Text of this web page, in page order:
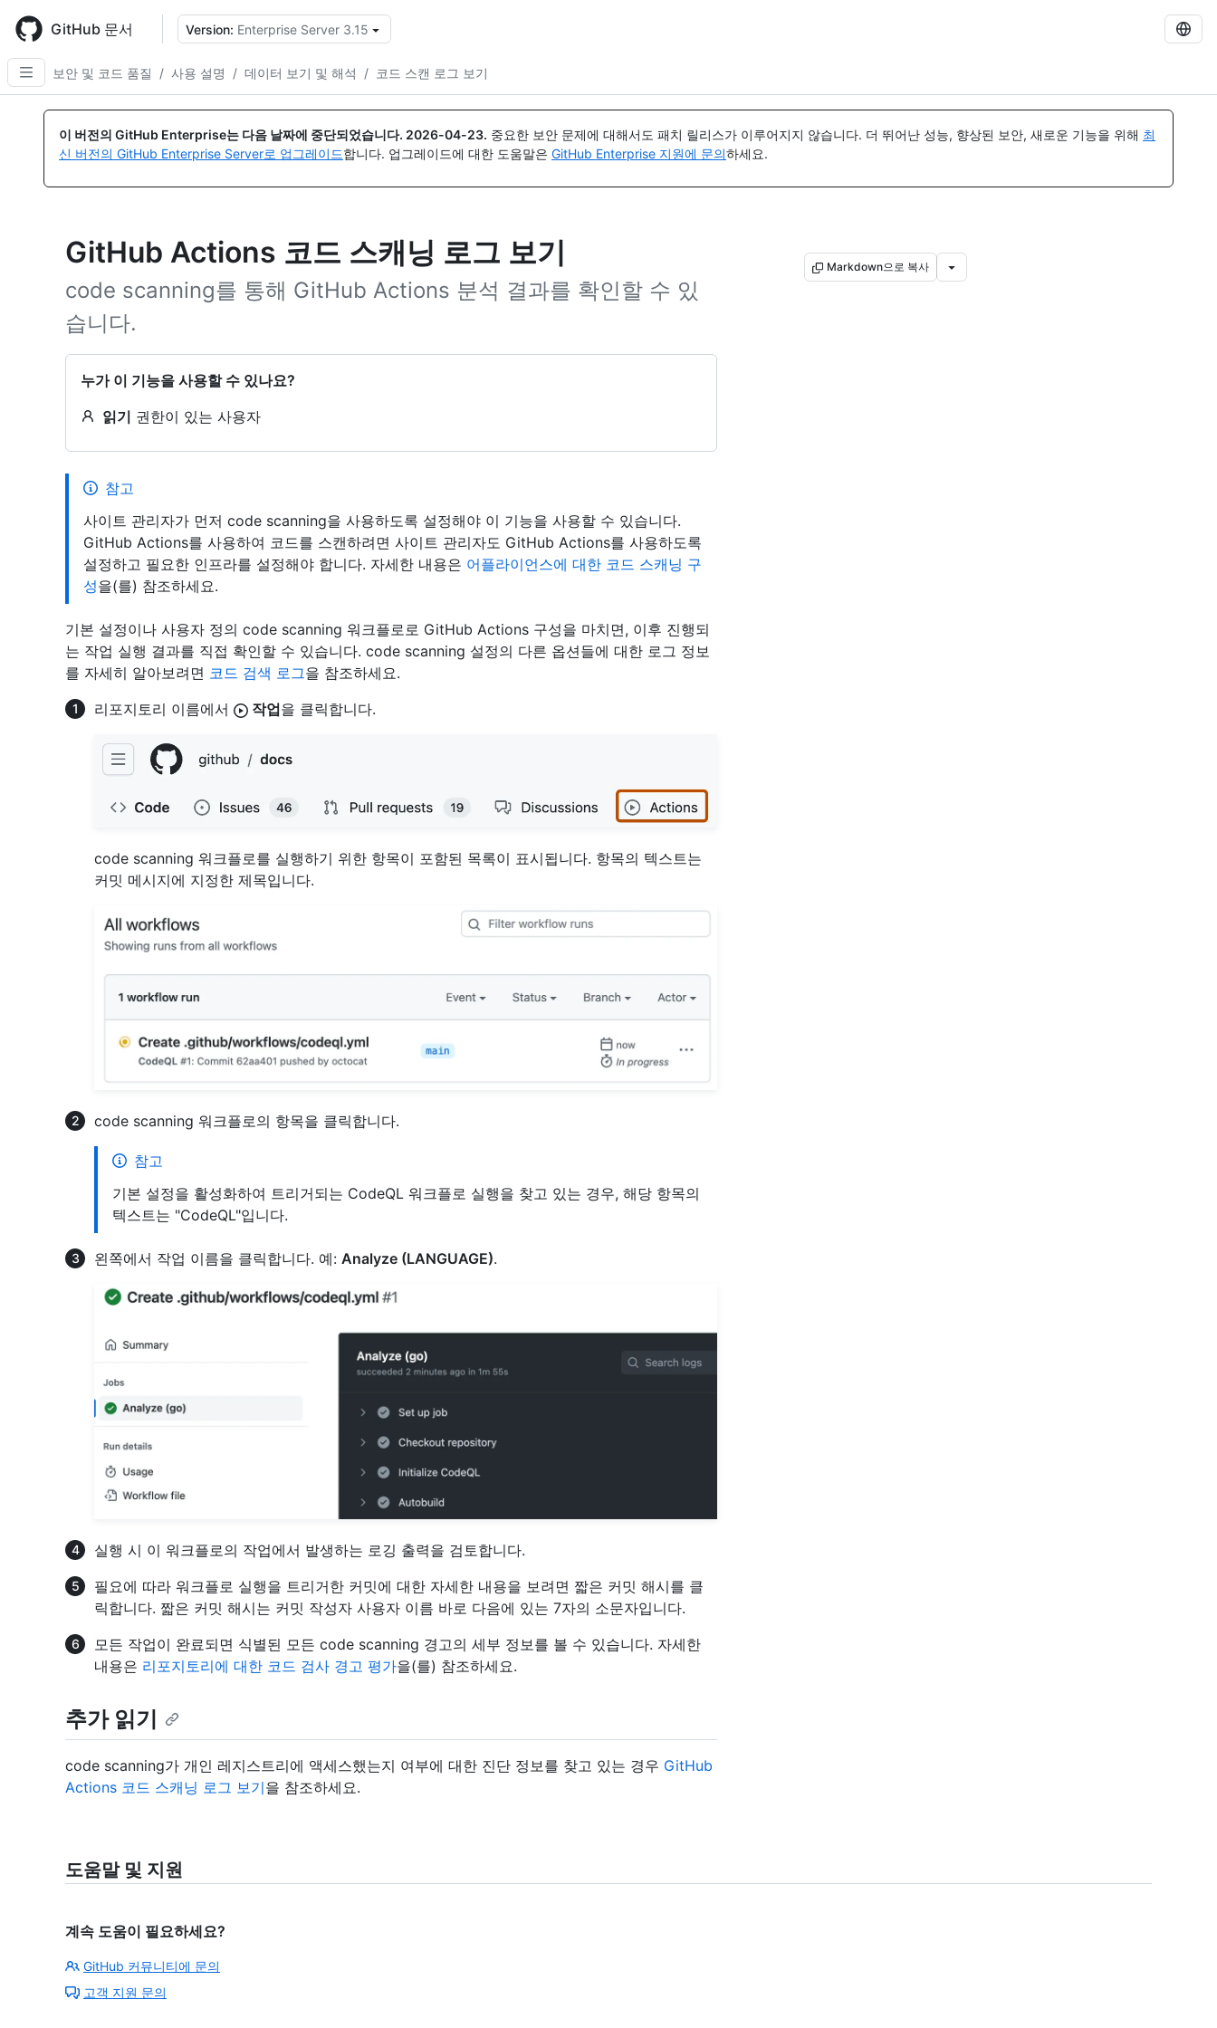
main
content
GitHub 문서 Version: Enterprise Server 3.15
보안 및 코드 품질
/ 사용 설명 / 데이터 보기 및 해석 / 코드 스캔 로그 보기
이 버전의 GitHub Enterprise는 다음 날짜에 중단되었습니다. 2026-04-23. 중요한 보안 문제에 대해서도 패치 릴리스가 이루어지지 않습니다. 더 뛰어난 성능, 향상된 보안, 새로운 기능을 위해 최
신 버전의 GitHub Enterprise Server로 업그레이드합니다. 업그레이드에 대한 도움말은 GitHub Enterprise 지원에 문의하세요.
GitHub Actions 코드 스캐닝 로그 보기
code scanning를 통해 GitHub Actions 분석 결과를 확인할 수 있
습니다.
누가 이 기능을 사용할 수 있나요?
읽기 권한이 있는 사용자
Markdown으로 복사
참고
사이트 관리자가 먼저 code scanning을 사용하도록 설정해야 이 기능을 사용할 수 있습니다.
GitHub Actions를 사용하여 코드를 스캔하려면 사이트 관리자도 GitHub Actions를 사용하도록
설정하고 필요한 인프라를 설정해야 합니다. 자세한 내용은 어플라이언스에 대한 코드 스캐닝 구
성을(를) 참조하세요.
기본 설정이나 사용자 정의 code scanning 워크플로로 GitHub Actions 구성을 마치면, 이후 진행되
는 작업 실행 결과를 직접 확인할 수 있습니다. code scanning 설정의 다른 옵션들에 대한 로그 정보
를 자세히 알아보려면 코드 검색 로그을 참조하세요.
리포지토리 이름에서
작업을 클릭합니다.
code scanning 워크플로를 실행하기 위한 항목이 포함된 목록이 표시됩니다. 항목의 텍스트는
커밋 메시지에 지정한 제목입니다.
code scanning 워크플로의 항목을 클릭합니다.
참고
기본 설정을 활성화하여 트리거되는 CodeQL 워크플로 실행을 찾고 있는 경우, 해당 항목의
텍스트는 "CodeQL"입니다.
왼쪽에서 작업 이름을 클릭합니다. 예: Analyze (LANGUAGE).
실행 시 이 워크플로의 작업에서 발생하는 로깅 출력을 검토합니다.
필요에 따라 워크플로 실행을 트리거한 커밋에 대한 자세한 내용을 보려면 짧은 커밋 해시를 클
릭합니다. 짧은 커밋 해시는 커밋 작성자 사용자 이름 바로 다음에 있는 7자의 소문자입니다.
모든 작업이 완료되면 식별된 모든 code scanning 경고의 세부 정보를 볼 수 있습니다. 자세한
내용은 리포지토리에 대한 코드 검사 경고 평가을(를) 참조하세요.
추가 읽기
code scanning가 개인 레지스트리에 액세스했는지 여부에 대한 진단 정보를 찾고 있는 경우 GitHub
Actions 코드 스캐닝 로그 보기을 참조하세요.
도움말 및 지원
계속 도움이 필요하세요?
GitHub 커뮤니티에 문의
고객 지원 문의